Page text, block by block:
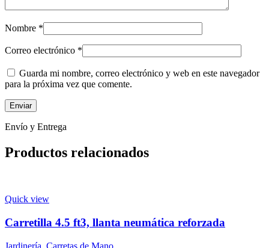
Nombre *
Correo electrónico *
Guarda mi nombre, correo electrónico y web en este navegador
para la próxima vez que comente.
Envío y Entrega
Productos relacionados
Quick view
Carretilla 4.5 ft3, llanta neumática reforzada
Jardinería Carretas de Mano